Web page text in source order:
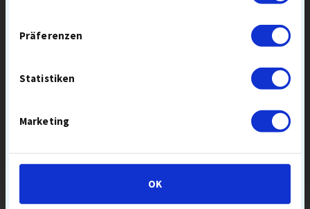
Präferenzen
Statistiken
Marketing
OK
TITLEIST PRO V1 GOLFBÄLLE
GREENSPIN HOCH
LAKEBALLS MIX
36,90